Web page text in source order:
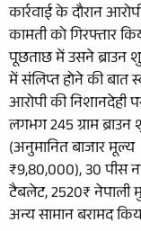
कार्रवाई के दौरान
कामती को गिरफ्तार
पूछताछ में उसने ब्राउन
में संलिप्त होने की बात
आरोपी की निशानदेही
लगभग 245 ग्राम
(अनुमानित बाजार मूल्य
₹9,80,000), 30 पीस
टैबलेट, 2520₹ नेपाली
अन्य सामान बरामद